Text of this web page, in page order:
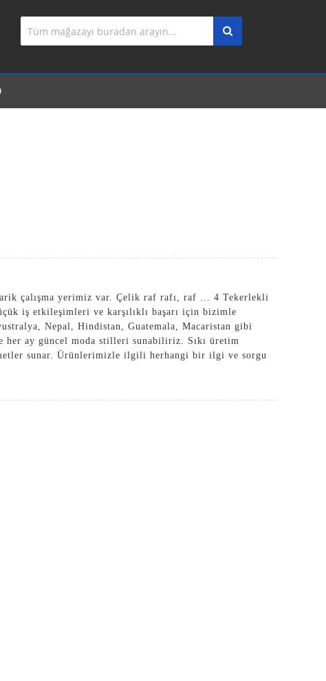
çalışma yerimiz var. Çelik raf rafı, raf ... 4 Tekerlekli
iş etkileşimleri ve karşılıklı başarı için bizimle
Nepal, Hindistan, Guatemala, Macaristan gibi
her ay güncel moda stilleri sunabiliriz. Sıkı üretim
sunar. Ürünlerimizle ilgili herhangi bir ilgi ve sorgu